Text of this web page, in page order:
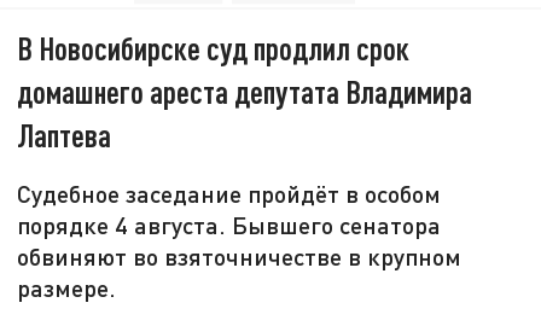
В Новосибирске суд продлил срок
домашнего ареста депутата Владимира
Лаптева
Судебное заседание пройдёт в особом
порядке 4 августа. Бывшего сенатора
обвиняют во взяточничестве в крупном
размере.